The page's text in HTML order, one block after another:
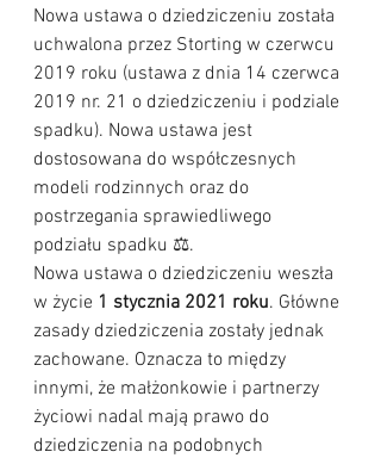
Nowa ustawa o dziedziczeniu została
uchwalona przez Storting w czerwcu
2019 roku (ustawa z dnia 14 czerwca
2019 nr. 21 o dziedziczeniu i podziale
spadku). Nowa ustawa jest
dostosowana do współczesnych
modeli rodzinnych oraz do
postrzegania sprawiedliwego
podziału spadku ⚖️.
Nowa ustawa o dziedziczeniu weszła
w życie 1 stycznia 2021 roku. Główne
zasady dziedziczenia zostały jednak
zachowane. Oznacza to między
innymi, że małżonkowie i partnerzy
życiowi nadal mają prawo do
dziedziczenia na podobnych